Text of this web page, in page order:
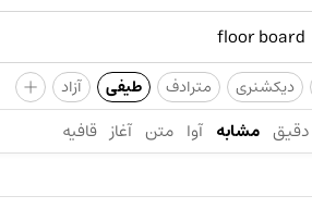
دیکشنری مترادف طیفی آزاد +
دقیق مشابه آوا متن آغاز قافیه